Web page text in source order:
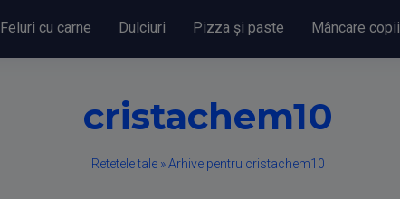
Feluri cu carne Dulciuri Pizza și paste Mâncare copii
cristachem10
Retetele tale »Arhive pentru cristachem10